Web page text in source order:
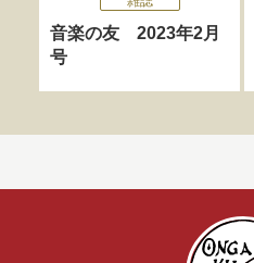
音楽の友 2023年2月
号